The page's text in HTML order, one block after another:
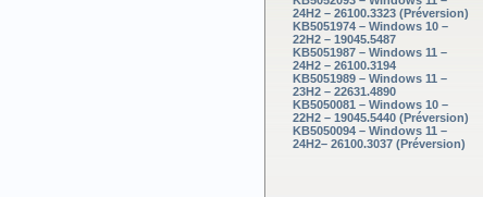
24H2 – 26100.3323 (Préversion)
KB5051974 – Windows 10 –
22H2 – 19045.5487
KB5051987 – Windows 11 –
24H2 – 26100.3194
KB5051989 – Windows 11 –
23H2 – 22631.4890
KB5050081 – Windows 10 –
22H2 – 19045.5440 (Préversion)
KB5050094 – Windows 11 –
24H2– 26100.3037 (Préversion)